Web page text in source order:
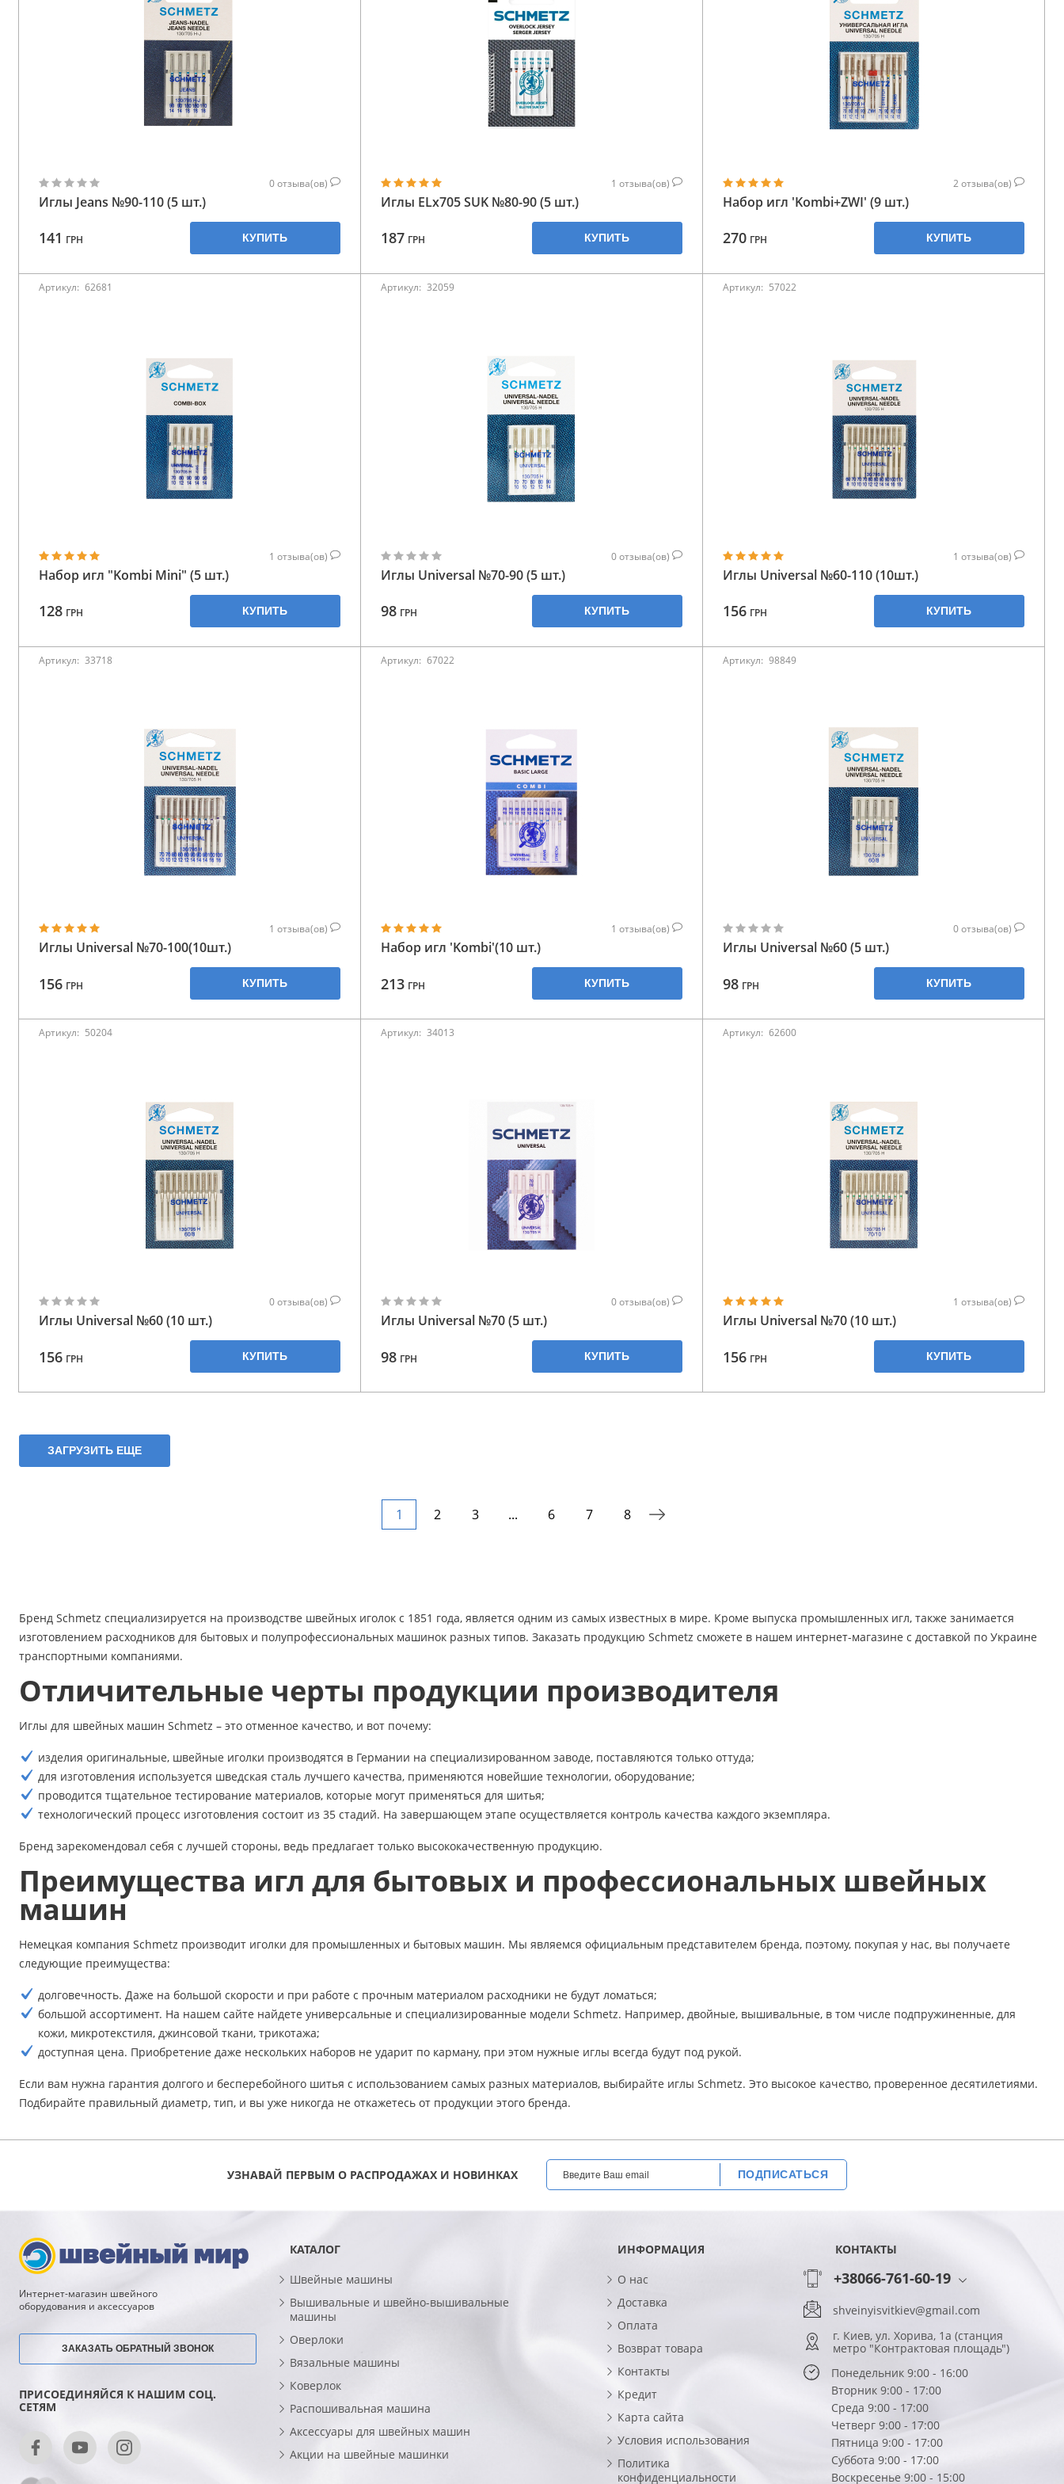
Бренд Schmetz специализируется на производстве швейных иголок с 1851 года, является одним из самых известных в мире. Кроме выпуска промышленных игл, также занимается
изготовлением расходников для бытовых и полупрофессиональных машинок разных типов. Заказать продукцию Schmetz сможете в нашем интернет-магазине с доставкой по Украине
транспортными компаниями.
Отличительные черты продукции производителя
Иглы для швейных машин Schmetz – это отменное качество, и вот почему:
изделия оригинальные, швейные иголки производятся в Германии на специализированном заводе, поставляются только оттуда;
для изготовления используется шведская сталь лучшего качества, применяются новейшие технологии, оборудование;
проводится тщательное тестирование материалов, которые могут применяться для шитья;
технологический процесс изготовления состоит из 35 стадий. На завершающем этапе осуществляется контроль качества каждого экземпляра.
Бренд зарекомендовал себя с лучшей стороны, ведь предлагает только высококачественную продукцию.
Преимущества игл для бытовых и профессиональных швейных
машин
Немецкая компания Schmetz производит иголки для промышленных и бытовых машин. Мы являемся официальным представителем бренда, поэтому, покупая у нас, вы получаете
следующие преимущества:
долговечность. Даже на большой скорости и при работе с прочным материалом расходники не будут ломаться;
большой ассортимент. На нашем сайте найдете универсальные и специализированные модели Schmetz. Например, двойные, вышивальные, в том числе подпружиненные, для
кожи, микротекстиля, джинсовой ткани, трикотажа;
доступная цена. Приобретение даже нескольких наборов не ударит по карману, при этом нужные иглы всегда будут под рукой.
Если вам нужна гарантия долгого и бесперебойного шитья с использованием самых разных материалов, выбирайте иглы Schmetz. Это высокое качество, проверенное десятилетиями.
Подбирайте правильный диаметр, тип, и вы уже никогда не откажетесь от продукции этого бренда.
ВСЕ КАТЕГОРИИ
0отзыва(ов)
Иглы Jeans №90-110 (5 шт.)
141 ГРН КУПИТЬ
1 отзыва(ов)
Иглы ELx705 SUK №80-90 (5 шт.)
187 ГРН КУПИТЬ
2 отзыва(ов)
Набор игл 'Kombi+ZWI' (9 шт.)
270 ГРН КУПИТЬ
Артикул: 62681
1 отзыва(ов)
Набор игл "Kombi Mini" (5 шт.)
128 ГРН КУПИТЬ
Артикул: 32059
0отзыва(ов)
Иглы Universal №70-90 (5 шт.)
98 ГРН КУПИТЬ
Артикул: 57022
1 отзыва(ов)
Иглы Universal №60-110 (10шт.)
156 ГРН КУПИТЬ
Артикул: 33718
1 отзыва(ов)
Иглы Universal №70-100(10шт.)
156 ГРН КУПИТЬ
Артикул: 67022
1 отзыва(ов)
Набор игл 'Kombi'(10 шт.)
213 ГРН КУПИТЬ
Артикул: 98849
0отзыва(ов)
Иглы Universal №60 (5 шт.)
98 ГРН КУПИТЬ
Артикул: 50204
0отзыва(ов)
Иглы Universal №60 (10 шт.)
156 ГРН КУПИТЬ
Артикул: 34013
0отзыва(ов)
Иглы Universal №70 (5 шт.)
98 ГРН КУПИТЬ
Артикул: 62600
1 отзыва(ов)
Иглы Universal №70 (10 шт.)
156 ГРН КУПИТЬ
ЗАГРУЗИТЬ ЕЩЕ
1 2 3 ... 6 7 8
УЗНАВАЙ ПЕРВЫМ О РАСПРОДАЖАХ И НОВИНКАХ ПОДПИСАТЬСЯ
Интернет-магазин швейного
оборудования и аксессуаров
ЗАКАЗАТЬ ОБРАТНЫЙ ЗВОНОК
ПРИСОЕДИНЯЙСЯ К НАШИМ СОЦ.
СЕТЯМ
КАТАЛОГ
Швейные машины
Вышивальные и швейно-вышивальные
машины
Оверлоки
Вязальные машины
Коверлок
Распошивальная машина
Аксессуары для швейных машин
Акции на швейные машинки
ИНФОРМАЦИЯ
О нас
Доставка
Оплата
Возврат товара
Контакты
Кредит
Карта сайта
Условия использования
Политика
конфиденциальности
КОНТАКТЫ
+38066-761-60-19
shveinyisvitkiev@gmail.com
г. Киев, ул. Хорива, 1а (станция
метро "Контрактовая площадь")
Понедельник 9:00 - 16:00
Вторник 9:00 - 17:00
Среда 9:00 - 17:00
Четверг 9:00 - 17:00
Пятница 9:00 - 17:00
Суббота 9:00 - 17:00
Воскресенье 9:00 - 15:00